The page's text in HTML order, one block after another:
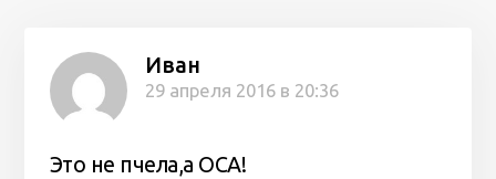
Иван
29 апреля 2016 в 20:36
Это не пчела,а ОСА!